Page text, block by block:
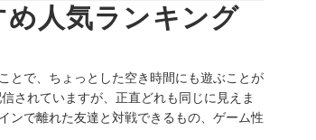
人気ランキング
とで、ちょっとした空き時間にも遊ぶことが
されていますが、正直どれも同じに見えま
ンで離れた友達と対戦できるもの、ゲーム性